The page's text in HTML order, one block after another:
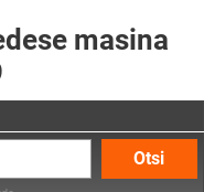
masina
Otsi